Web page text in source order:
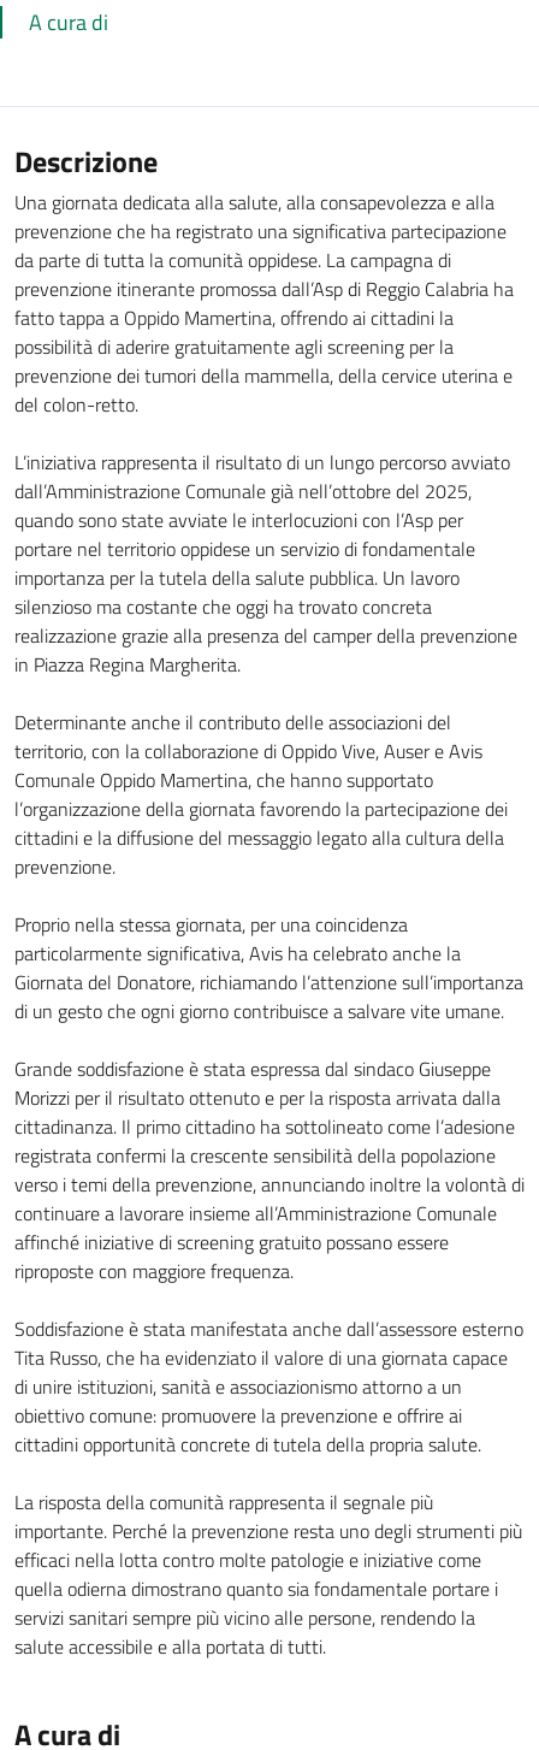
A cura di
Descrizione
Una giornata dedicata alla salute, alla consapevolezza e alla
prevenzione che ha registrato una significativa partecipazione
da parte di tutta la comunità oppidese. La campagna di
prevenzione itinerante promossa dall’Asp di Reggio Calabria ha
fatto tappa a Oppido Mamertina, offrendo ai cittadini la
possibilità di aderire gratuitamente agli screening per la
prevenzione dei tumori della mammella, della cervice uterina e
del colon-retto.
L’iniziativa rappresenta il risultato di un lungo percorso avviato
dall’Amministrazione Comunale già nell’ottobre del 2025,
quando sono state avviate le interlocuzioni con l’Asp per
portare nel territorio oppidese un servizio di fondamentale
importanza per la tutela della salute pubblica. Un lavoro
silenzioso ma costante che oggi ha trovato concreta
realizzazione grazie alla presenza del camper della prevenzione
in Piazza Regina Margherita.
Determinante anche il contributo delle associazioni del
territorio, con la collaborazione di Oppido Vive, Auser e Avis
Comunale Oppido Mamertina, che hanno supportato
l’organizzazione della giornata favorendo la partecipazione dei
cittadini e la diffusione del messaggio legato alla cultura della
prevenzione.
Proprio nella stessa giornata, per una coincidenza
particolarmente significativa, Avis ha celebrato anche la
Giornata del Donatore, richiamando l’attenzione sull’importanza
di un gesto che ogni giorno contribuisce a salvare vite umane.
Grande soddisfazione è stata espressa dal sindaco Giuseppe
Morizzi per il risultato ottenuto e per la risposta arrivata dalla
cittadinanza. Il primo cittadino ha sottolineato come l’adesione
registrata confermi la crescente sensibilità della popolazione
verso i temi della prevenzione, annunciando inoltre la volontà di
continuare a lavorare insieme all’Amministrazione Comunale
affinché iniziative di screening gratuito possano essere
riproposte con maggiore frequenza.
Soddisfazione è stata manifestata anche dall’assessore esterno
Tita Russo, che ha evidenziato il valore di una giornata capace
di unire istituzioni, sanità e associazionismo attorno a un
obiettivo comune: promuovere la prevenzione e offrire ai
cittadini opportunità concrete di tutela della propria salute.
La risposta della comunità rappresenta il segnale più
importante. Perché la prevenzione resta uno degli strumenti più
efficaci nella lotta contro molte patologie e iniziative come
quella odierna dimostrano quanto sia fondamentale portare i
servizi sanitari sempre più vicino alle persone, rendendo la
salute accessibile e alla portata di tutti.
A cura di